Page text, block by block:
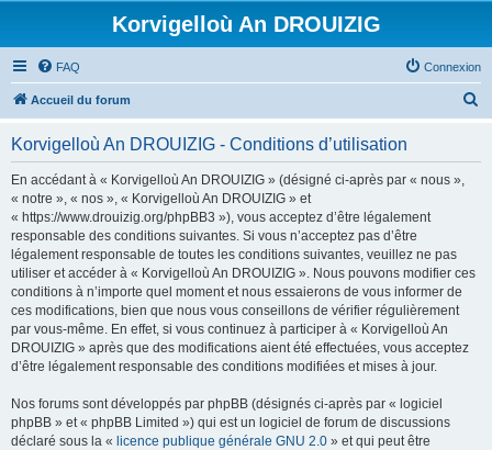
Korvigelloù An DROUIZIG
FAQ Connexion
Accueil du forum
Korvigelloù An DROUIZIG - Conditions d’utilisation
En accédant à « Korvigelloù An DROUIZIG » (désigné ci-après par « nous »,
« notre », « nos », « Korvigelloù An DROUIZIG » et
« https://www.drouizig.org/phpBB3 »), vous acceptez d’être légalement
responsable des conditions suivantes. Si vous n’acceptez pas d’être
légalement responsable de toutes les conditions suivantes, veuillez ne pas
utiliser et accéder à « Korvigelloù An DROUIZIG ». Nous pouvons modifier ces
conditions à n’importe quel moment et nous essaierons de vous informer de
ces modifications, bien que nous vous conseillons de vérifier régulièrement
par vous-même. En effet, si vous continuez à participer à « Korvigelloù An
DROUIZIG » après que des modifications aient été effectuées, vous acceptez
d’être légalement responsable des conditions modifiées et mises à jour.
Nos forums sont développés par phpBB (désignés ci-après par « logiciel
phpBB » et « phpBB Limited ») qui est un logiciel de forum de discussions
déclaré sous la « licence publique générale GNU 2.0 » et qui peut être